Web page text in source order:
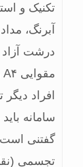
تکنیک و
آبرنگ،
درشت آزاد
افراد
سامانه
گفتنی
تجسمی